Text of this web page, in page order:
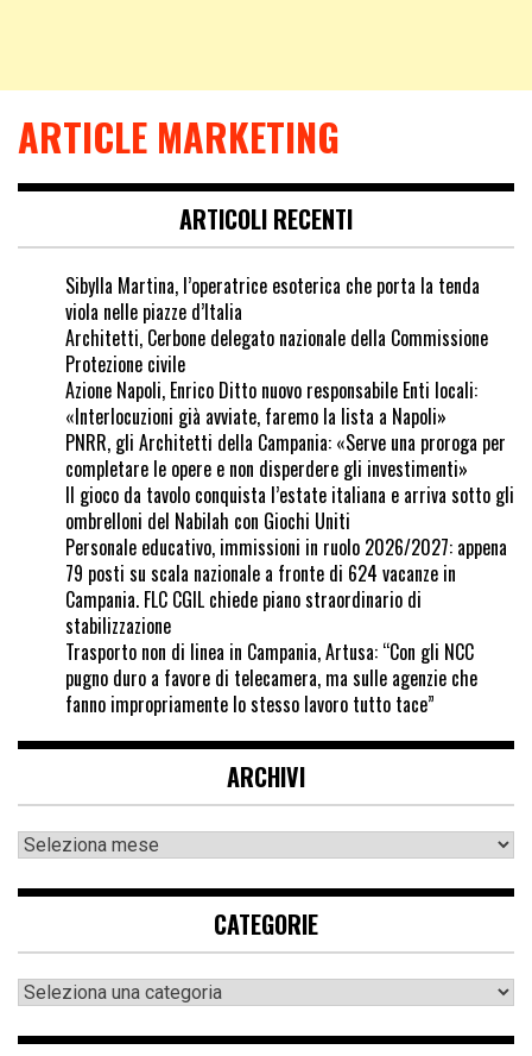
ARTICLE MARKETING
ARTICOLI RECENTI
Sibylla Martina, l’operatrice esoterica che porta la tenda
viola nelle piazze d’Italia
Architetti, Cerbone delegato nazionale della Commissione
Protezione civile
Azione Napoli, Enrico Ditto nuovo responsabile Enti locali:
«Interlocuzioni già avviate, faremo la lista a Napoli»
PNRR, gli Architetti della Campania: «Serve una proroga per
completare le opere e non disperdere gli investimenti»
Il gioco da tavolo conquista l’estate italiana e arriva sotto gli
ombrelloni del Nabilah con Giochi Uniti
Personale educativo, immissioni in ruolo 2026/2027: appena
79 posti su scala nazionale a fronte di 624 vacanze in
Campania. FLC CGIL chiede piano straordinario di
stabilizzazione
Trasporto non di linea in Campania, Artusa: “Con gli NCC
pugno duro a favore di telecamera, ma sulle agenzie che
fanno impropriamente lo stesso lavoro tutto tace”
ARCHIVI
CATEGORIE